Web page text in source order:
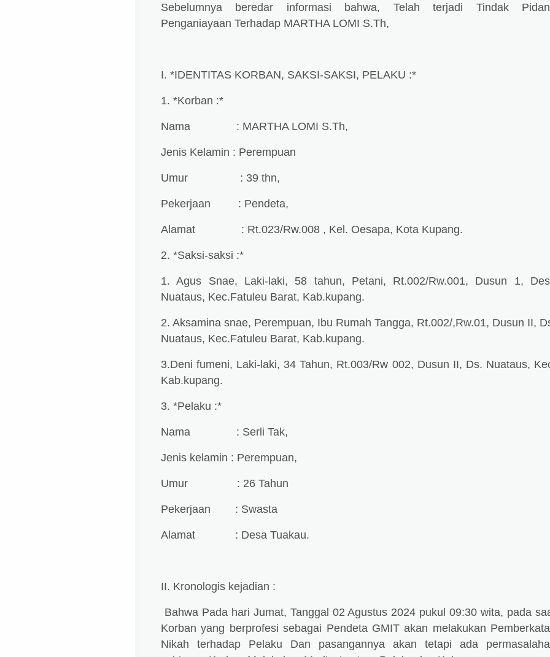
Sebelumnya beredar informasi bahwa, Telah terjadi Tindak
Penganiayaan Terhadap MARTHA LOMI S.Th,
I. *IDENTITAS KORBAN, SAKSI-SAKSI, PELAKU :*
1. *Korban :*
Nama : MARTHA LOMI S.Th,
Jenis Kelamin : Perempuan
Umur : 39 thn,
Pekerjaan : Pendeta,
Alamat : Rt.023/Rw.008 , Kel. Oesapa, Kota Kupang.
2. *Saksi-saksi :*
1. Agus Snae, Laki-laki, 58 tahun, Petani, Rt.002/Rw.001, Dusun 1,
Nuataus, Kec.Fatuleu Barat, Kab.kupang.
2. Aksamina snae, Perempuan, Ibu Rumah Tangga, Rt.002/,Rw.01, Dusun II,
Nuataus, Kec.Fatuleu Barat, Kab.kupang.
3.Deni fumeni, Laki-laki, 34 Tahun, Rt.003/Rw 002, Dusun II, Ds. Nuataus,
Kab.kupang.
3. *Pelaku :*
Nama : Serli Tak,
Jenis kelamin : Perempuan,
Umur : 26 Tahun
Pekerjaan : Swasta
Alamat : Desa Tuakau.
II. Kronologis kejadian :
Bahwa Pada hari Jumat, Tanggal 02 Agustus 2024 pukul 09:30 wita, pada
Korban yang berprofesi sebagai Pendeta GMIT akan melakukan
Nikah terhadap Pelaku Dan pasangannya akan tetapi ada